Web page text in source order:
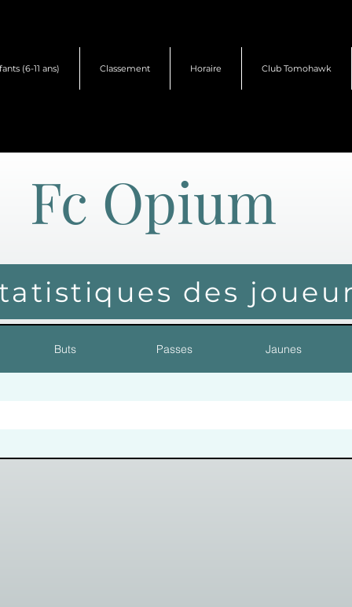
(6-11 ans) Classement Horaire Club Tomohawk
Fc Opium
des
Buts Passes Jaunes